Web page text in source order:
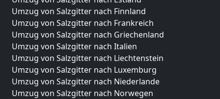
Umzug von Salzgitter nach Finnland
Umzug von Salzgitter nach Frankreich
Umzug von Salzgitter nach Griechenland
Umzug von Salzgitter nach Italien
Umzug von Salzgitter nach Liechtenstein
Umzug von Salzgitter nach Luxemburg
Umzug von Salzgitter nach Niederlande
Umzug von Salzgitter nach Norwegen